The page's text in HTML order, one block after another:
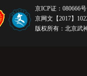
京ICP证：080666
京网文【2017】
版权所有：北京武